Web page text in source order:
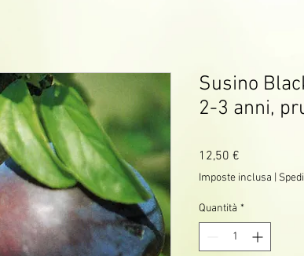
Susino
2-3 anni,
12,50 €
Imposte inclusa |
Quantità *